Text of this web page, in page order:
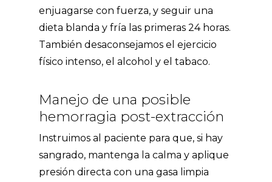
enjuagarse con fuerza, y seguir una
dieta blanda y fría las primeras 24 horas.
También desaconsejamos el ejercicio
físico intenso, el alcohol y el tabaco.
Manejo de una posible
hemorragia post-extracción
Instruimos al paciente para que, si hay
sangrado, mantenga la calma y aplique
presión directa con una gasa limpia